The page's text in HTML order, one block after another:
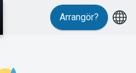
Arrangör?